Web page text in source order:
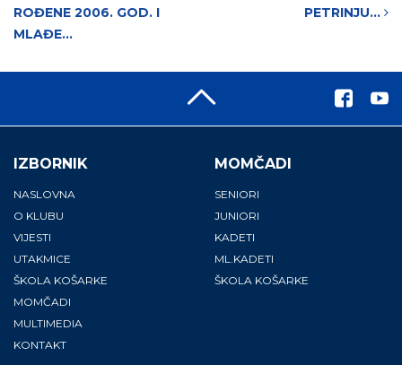
ROĐENE 2006. GOD. I
MLAĐE…
PETRINJU…
IZBORNIK
NASLOVNA
O KLUBU
VIJESTI
UTAKMICE
ŠKOLA KOŠARKE
MOMČADI
MULTIMEDIA
KONTAKT
MOMČADI
SENIORI
JUNIORI
KADETI
ML.KADETI
ŠKOLA KOŠARKE